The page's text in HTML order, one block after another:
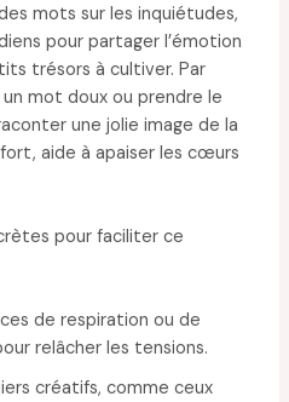
mots sur les inquiétudes,
pour partager l’émotion
trésors à cultiver. Par
mot doux ou prendre le
une jolie image de la
aide à apaiser les cœurs
pour faciliter ce
de respiration ou de
relâcher les tensions.
créatifs, comme ceux